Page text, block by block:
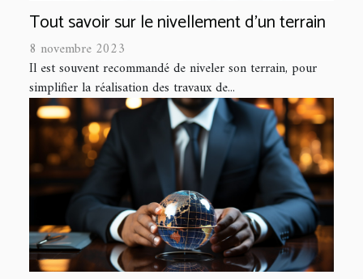
Tout savoir sur le nivellement d’un terrain
8 novembre 2023
Il est souvent recommandé de niveler son terrain, pour
simplifier la réalisation des travaux de...